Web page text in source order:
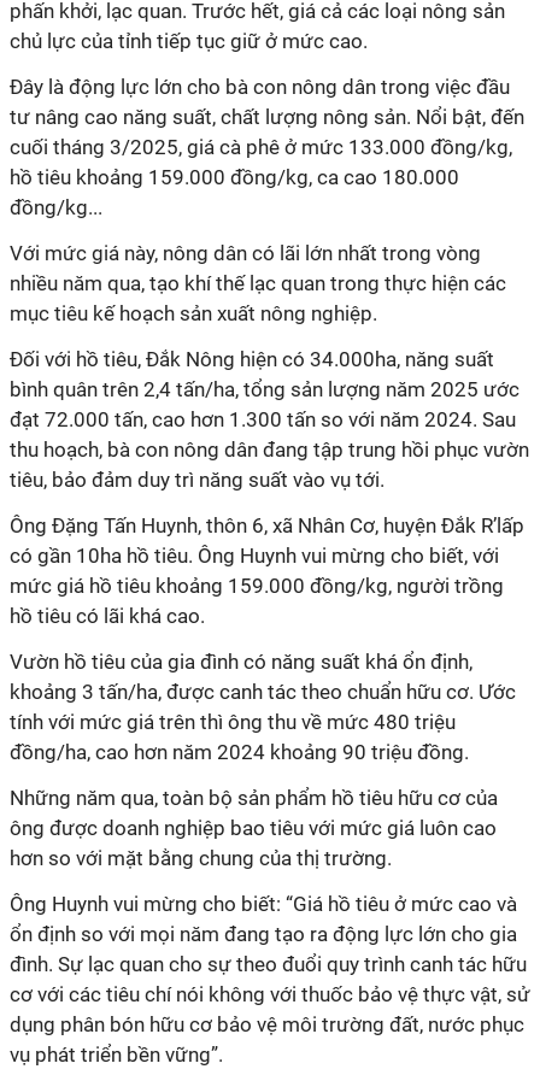
phấn khởi, lạc quan. Trước hết, giá cả các loại nông sản
chủ lực của tỉnh tiếp tục giữ ở mức cao.
Đây là động lực lớn cho bà con nông dân trong việc đầu
tư nâng cao năng suất, chất lượng nông sản. Nổi bật, đến
cuối tháng 3/2025, giá cà phê ở mức 133.000 đồng/kg,
hồ tiêu khoảng 159.000 đồng/kg, ca cao 180.000
đồng/kg...
Với mức giá này, nông dân có lãi lớn nhất trong vòng
nhiều năm qua, tạo khí thế lạc quan trong thực hiện các
mục tiêu kế hoạch sản xuất nông nghiệp.
Đối với hồ tiêu, Đắk Nông hiện có 34.000ha, năng suất
bình quân trên 2,4 tấn/ha, tổng sản lượng năm 2025 ước
đạt 72.000 tấn, cao hơn 1.300 tấn so với năm 2024. Sau
thu hoạch, bà con nông dân đang tập trung hồi phục vườn
tiêu, bảo đảm duy trì năng suất vào vụ tới.
Ông Đặng Tấn Huynh, thôn 6, xã Nhân Cơ, huyện Đắk R’lấp
có gần 10ha hồ tiêu. Ông Huynh vui mừng cho biết, với
mức giá hồ tiêu khoảng 159.000 đồng/kg, người trồng
hồ tiêu có lãi khá cao.
Vườn hồ tiêu của gia đình có năng suất khá ổn định,
khoảng 3 tấn/ha, được canh tác theo chuẩn hữu cơ. Ước
tính với mức giá trên thì ông thu về mức 480 triệu
đồng/ha, cao hơn năm 2024 khoảng 90 triệu đồng.
Những năm qua, toàn bộ sản phẩm hồ tiêu hữu cơ của
ông được doanh nghiệp bao tiêu với mức giá luôn cao
hơn so với mặt bằng chung của thị trường.
Ông Huynh vui mừng cho biết: “Giá hồ tiêu ở mức cao và
ổn định so với mọi năm đang tạo ra động lực lớn cho gia
đình. Sự lạc quan cho sự theo đuổi quy trình canh tác hữu
cơ với các tiêu chí nói không với thuốc bảo vệ thực vật, sử
dụng phân bón hữu cơ bảo vệ môi trường đất, nước phục
vụ phát triển bền vững”.